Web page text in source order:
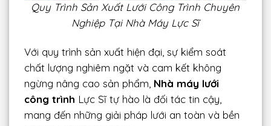
Quy Trình Sản Xuất Lưới Công Trình Chuyên
Nghiệp Tại Nhà Máy Lực Sĩ
Với quy trình sản xuất hiện đại, sự kiểm soát
chất lượng nghiêm ngặt và cam kết không
ngừng nâng cao sản phẩm, Nhà máy lưới
công trình Lực Sĩ tự hào là đối tác tin cậy,
mang đến những giải pháp lưới an toàn và bền